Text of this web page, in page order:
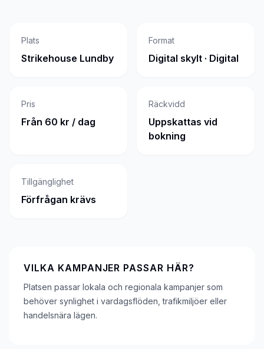
Plats
Strikehouse Lundby
Format
Digital skylt · Digital
Pris
Från 60 kr / dag
Räckvidd
Uppskattas vid
bokning
Tillgänglighet
Förfrågan krävs
VILKA KAMPANJER PASSAR HÄR?
Platsen passar lokala och regionala kampanjer som
behöver synlighet i vardagsflöden, trafikmiljöer eller
handelsnära lägen.